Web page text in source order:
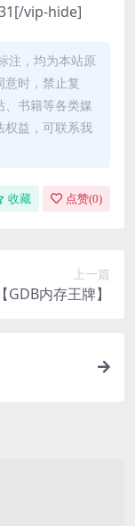
vip-hide]
注，均为本站原
时，禁止复
、书籍等各类媒
权益，可联系我
收藏 点赞(0)
上一篇
内存王牌】